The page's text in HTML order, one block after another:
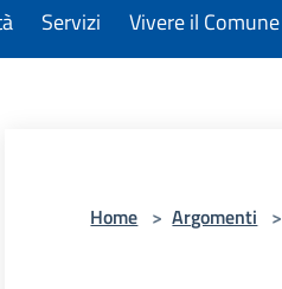
Servizi Vivere il Comune
Home > Argomenti >